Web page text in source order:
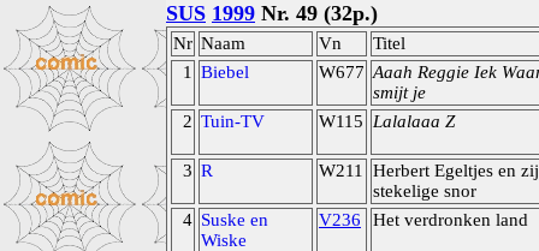
SUS 1999 Nr. 49 (32p.)
Nr Naam Vn
Titel
1
Biebel W677 Aaah Reggie Iek
smijt je
2 Tuin-TV W115 Lalalaaa Z
3 R W211
Herbert Egeltjes en
stekelige snor
4 Suske en
Wiske
V236 Het verdronken land